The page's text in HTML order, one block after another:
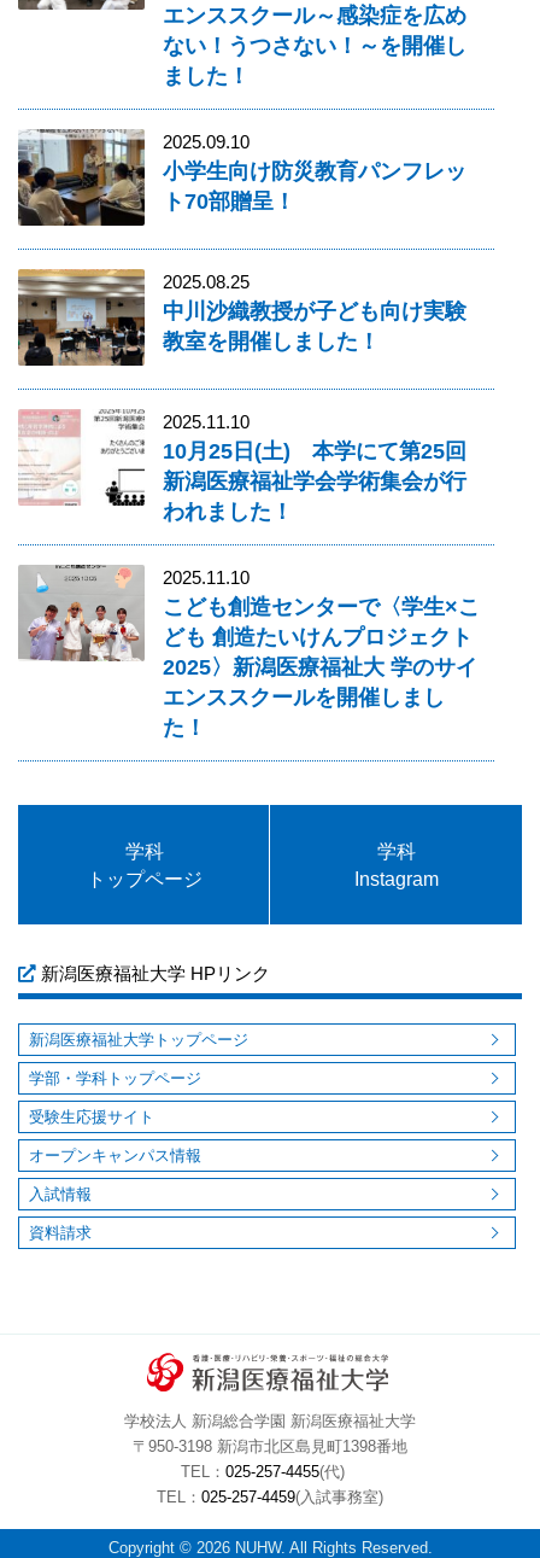
エンススクール～感染症を広め
ない！うつさない！～を開催し
ました！
2025.09.10
小学生向け防災教育パンフレッ
ト70部贈呈！
2025.08.25
中川沙織教授が子ども向け実験
教室を開催しました！
2025.11.10
10月25日(土) 本学にて第25回
新潟医療福祉学会学術集会が行
われました！
2025.11.10
こども創造センターで〈学生×こ
ども 創造たいけんプロジェクト
2025〉新潟医療福祉大 学のサイ
エンススクールを開催しまし
た！
学科
トップページ
学科
Instagram
新潟医療福祉大学 HPリンク
新潟医療福祉大学トップページ
学部・学科トップページ
受験生応援サイト
オープンキャンパス情報
入試情報
資料請求
学校法人 新潟総合学園 新潟医療福祉大学
〒950-3198 新潟市北区島見町1398番地
TEL： 025-257-4455(代)
TEL： 025-257-4459(入試事務室)
Copyright © 2026 NUHW. All Rights Reserved.